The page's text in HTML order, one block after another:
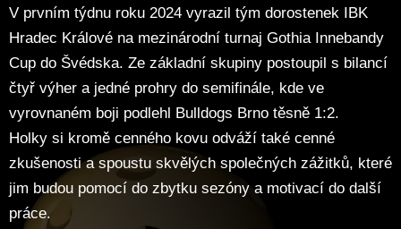
V prvním týdnu roku 2024 vyrazil tým dorostenek IBK
Hradec Králové na mezinárodní turnaj Gothia Innebandy
Cup do Švédska. Ze základní skupiny postoupil s bilancí
čtyř výher a jedné prohry do semifinále, kde ve
vyrovnaném boji podlehl Bulldogs Brno těsně 1:2.
Holky si kromě cenného kovu odváží také cenné
zkušenosti a spoustu skvělých společných zážitků, které
jim budou pomocí do zbytku sezóny a motivací do další
práce.